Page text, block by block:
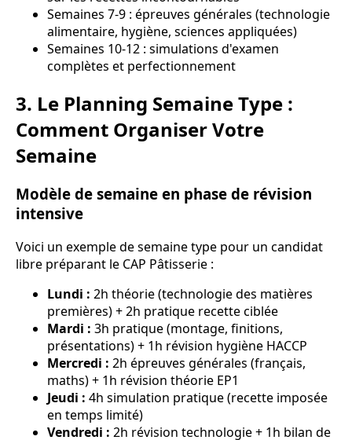
Semaines 7-9 : épreuves générales (technologie
alimentaire, hygiène, sciences appliquées)
Semaines 10-12 : simulations d'examen
complètes et perfectionnement
3. Le Planning Semaine Type :
Comment Organiser Votre
Semaine
Modèle de semaine en phase de révision
intensive
Voici un exemple de semaine type pour un candidat
libre préparant le CAP Pâtisserie :
Lundi : 2h théorie (technologie des matières
premières) + 2h pratique recette ciblée
Mardi : 3h pratique (montage, finitions,
présentations) + 1h révision hygiène HACCP
Mercredi : 2h épreuves générales (français,
maths) + 1h révision théorie EP1
Jeudi : 4h simulation pratique (recette imposée
en temps limité)
Vendredi : 2h révision technologie + 1h bilan de